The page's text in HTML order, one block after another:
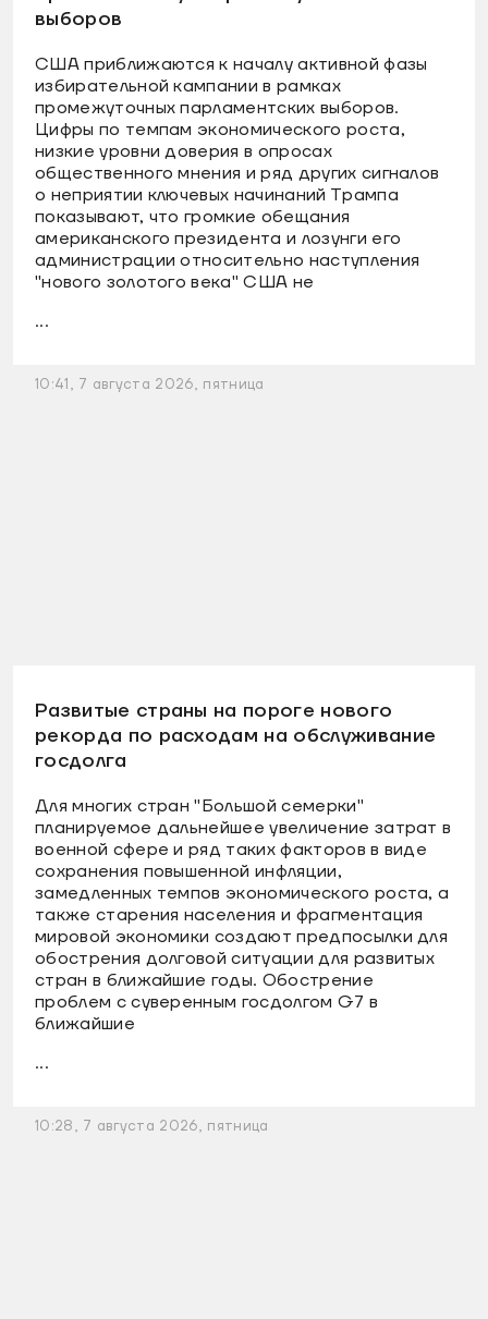
выборов
США приближаются к началу активной фазы
избирательной кампании в рамках
промежуточных парламентских выборов.
Цифры по темпам экономического роста,
низкие уровни доверия в опросах
общественного мнения и ряд других сигналов
о неприятии ключевых начинаний Трампа
показывают, что громкие обещания
американского президента и лозунги его
администрации относительно наступления
"нового золотого века" США не
...
10:41, 7 августа 2026, пятница
Развитые страны на пороге нового
рекорда по расходам на обслуживание
госдолга
Для многих стран "Большой семерки"
планируемое дальнейшее увеличение затрат в
военной сфере и ряд таких факторов в виде
сохранения повышенной инфляции,
замедленных темпов экономического роста, а
также старения населения и фрагментация
мировой экономики создают предпосылки для
обострения долговой ситуации для развитых
стран в ближайшие годы. Обострение
проблем с суверенным госдолгом G7 в
ближайшие
...
10:28, 7 августа 2026, пятница